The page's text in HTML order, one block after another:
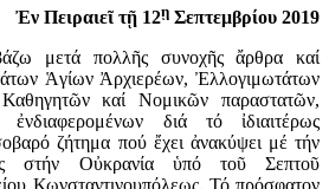
Ἐν Πειραιεῖ τῇ 12ῃ Σεπτεμβρίου 2019
μετά πολλῆς συνοχῆς ἄρθρα καί
Ἁγίων Ἀρχιερέων, Ἐλλογιμωτάτων
Καθηγητῶν καί Νομικῶν παραστατῶν,
ἐνδιαφερομένων διά τό ἰδιαιτέρως
ζήτημα πού ἔχει ἀνακύψει μέ τήν
στήν Οὐκρανία ὑπό τοῦ Σεπτοῦ